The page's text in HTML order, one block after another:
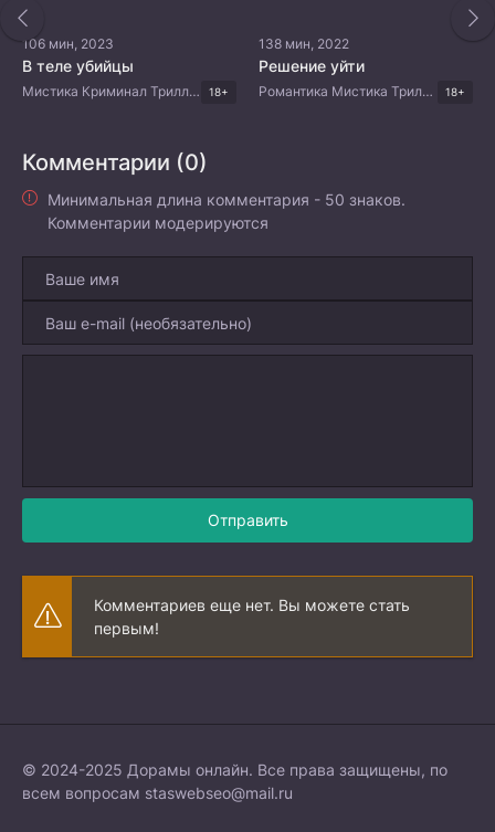
106 мин, 2023
В теле убийцы
Мистика Криминал Триллер Корейские дорамы 18+
138 мин, 2022
Решение уйти
Романтика Мистика Триллер Драма Корейские дорамы 18+
Комментарии (0)
Минимальная длина комментария - 50 знаков.
Комментарии модерируются
Отправить
Комментариев еще нет. Вы можете стать
первым!
© 2024-2025 Дорамы онлайн. Все права защищены, по
всем вопросам staswebseo@mail.ru